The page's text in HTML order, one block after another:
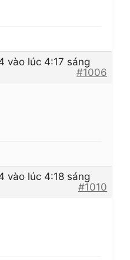
vào lúc 4:17 sáng
#1006
vào lúc 4:18 sáng
#1010